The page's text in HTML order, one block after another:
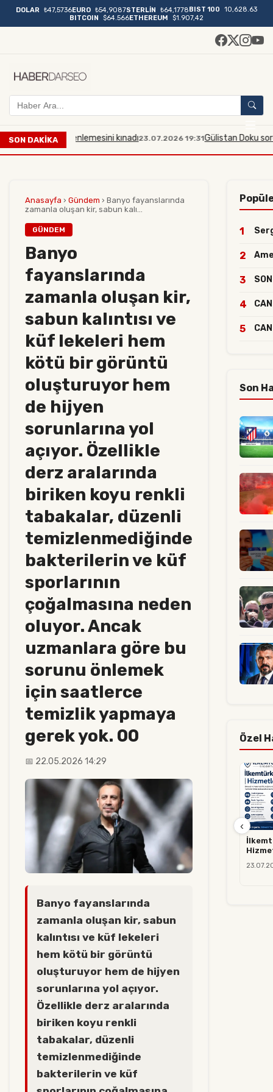
DOLAR ₺47,5736EURO ₺54,9087STERLİN ₺64,1778BIST 100
10,628.63
BITCOIN
$64.566ETHEREUM $1.907,42
SON DAKİKA
düzenlemesini kınadı23.07.2026 19:31Gülistan Doku
Anasayfa › Gündem › Banyo fayanslarında
zamanla oluşan kir, sabun kalı...
GÜNDEM
Banyo
fayanslarında
zamanla oluşan kir,
sabun kalıntısı ve
küf lekeleri hem
kötü bir görüntü
oluşturuyor hem
de hijyen
sorunlarına yol
açıyor. Özellikle
derz aralarında
biriken koyu renkli
tabakalar, düzenli
temizlenmediğinde
bakterilerin ve küf
sporlarının
çoğalmasına neden
oluyor. Ancak
uzmanlara göre bu
sorunu önlemek
için saatlerce
temizlik yapmaya
gerek yok. 00
📅 22.05.2026 14:29
Banyo fayanslarında
zamanla oluşan kir, sabun
kalıntısı ve küf lekeleri
hem kötü bir görüntü
oluşturuyor hem de hijyen
sorunlarına yol açıyor.
Özellikle derz aralarında
biriken koyu renkli
tabakalar, düzenli
temizlenmediğinde
bakterilerin ve küf
1
2
3
4
5
Son
Özel
‹